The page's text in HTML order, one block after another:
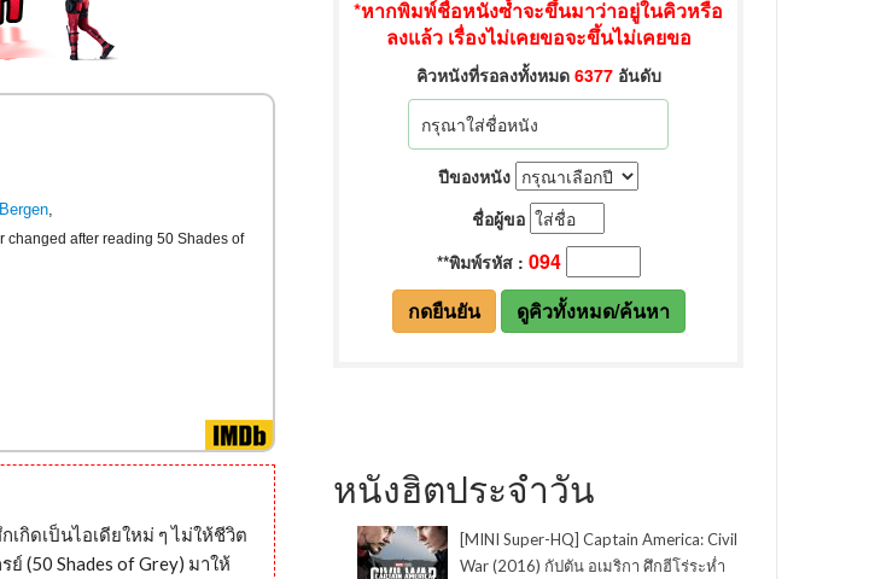
changed after reading 50 Shades of
กิดเป็นไอเดียใหม่ ๆ ไม่ให้ชีวิต
(50 Shades of Grey) มาให้
หนังฮิตประจำวัน
[MINI Super-HQ] Captain America: Civil
War (2016) กัปตัน อเมริกา ศึกฮีโร่ระห่ำ